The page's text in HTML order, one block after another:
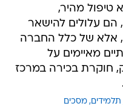
טיפול מהיר,
הם עלולים להישאר
אלא של כלל החברה
מאיימים על
חוקרת בכירה במרכז
תלמידים מסכים